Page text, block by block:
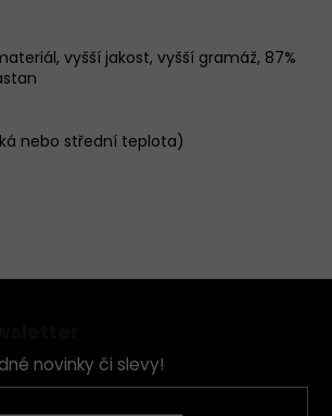
vyšší jakost, vyšší gramáž, 87%
nebo střední teplota)
novinky či slevy!